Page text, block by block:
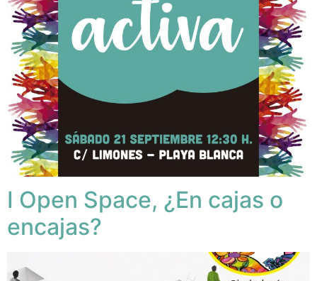
I Open Space, ¿En cajas o
encajas?